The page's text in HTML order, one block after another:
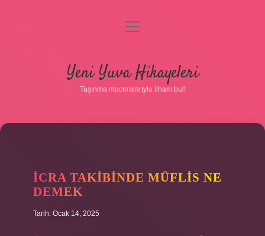
Gizlilik Politikası
Hakkımızda
menüyü
Yeni Yuva Hikayeleri
Taşınma maceralarıyla ilham bul!
İCRA TAKIBINDE MÜFLIS NE
DEMEK
Tarih: Ocak 14, 2025